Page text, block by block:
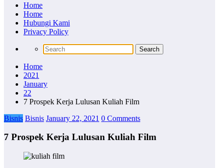
Home
Home
Hubungi Kami
Privacy Policy
Home
2021
January
22
7 Prospek Kerja Lulusan Kuliah Film
Bisnis Bisnis January 22, 2021 0 Comments
7 Prospek Kerja Lulusan Kuliah Film